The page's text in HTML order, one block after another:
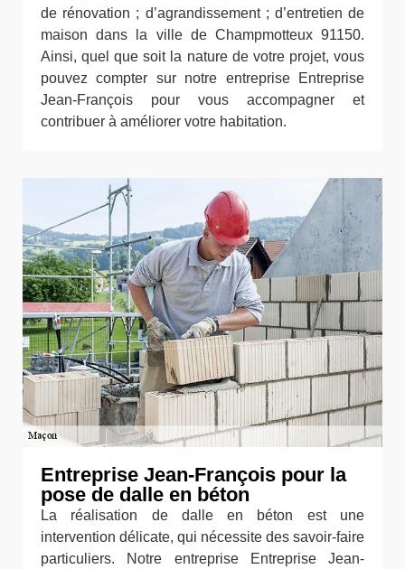
de rénovation ; d’agrandissement ; d’entretien de
maison dans la ville de Champmotteux 91150.
Ainsi, quel que soit la nature de votre projet, vous
pouvez compter sur notre entreprise Entreprise
Jean-François pour vous accompagner et
contribuer à améliorer votre habitation.
Entreprise Jean-François pour la
pose de dalle en béton
La réalisation de dalle en béton est une
intervention délicate, qui nécessite des savoir-faire
particuliers. Notre entreprise Entreprise Jean-